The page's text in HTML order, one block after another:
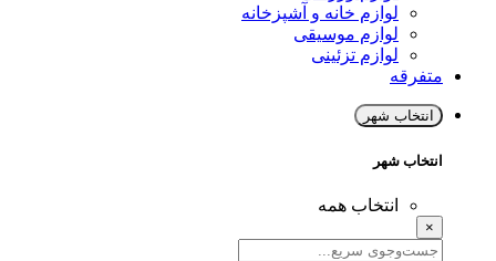
لوازم خانه و آشپزخانه
لوازم موسیقی
لوازم تزئینی
متفرقه
انتخاب شهر
انتخاب شهر
انتخاب همه
×